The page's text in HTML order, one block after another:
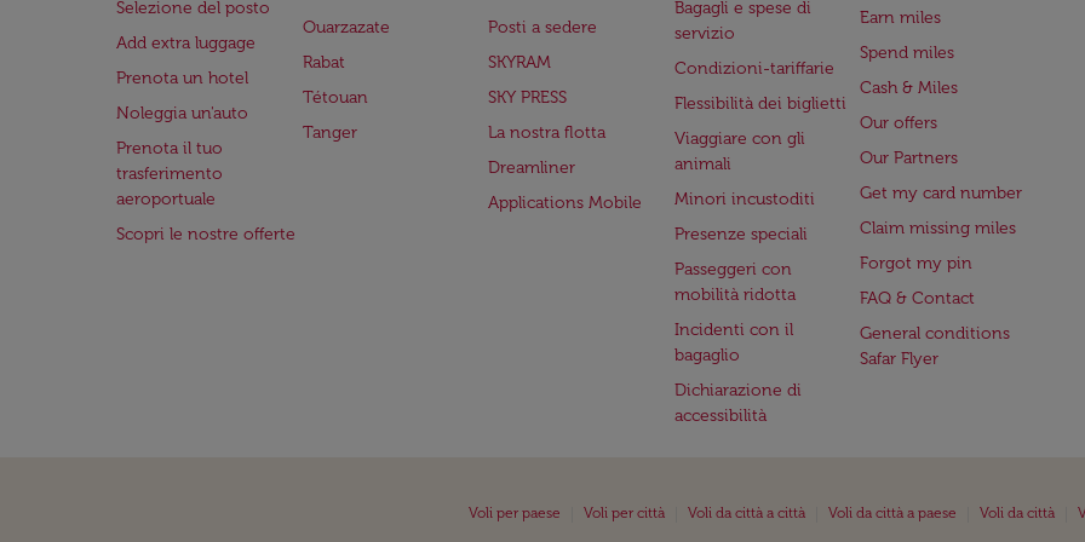
Selezione del posto
Add extra luggage
Prenota un hotel
Noleggia un'auto
Prenota il tuo
trasferimento
aeroportuale
Scopri le nostre offerte
Ouarzazate
Rabat
Tétouan
Tanger
Posti a sedere
SKYRAM
SKY PRESS
La nostra flotta
Dreamliner
Applications Mobile
Bagagli e spese di
servizio
Condizioni-tariffarie
Flessibilità dei biglietti
Viaggiare con gli
animali
Minori incustoditi
Presenze speciali
Passeggeri con
mobilità ridotta
Incidenti con il
bagaglio
Dichiarazione di
accessibilità
Earn miles
Spend miles
Cash & Miles
Our offers
Our Partners
Get my card number
Claim missing miles
Forgot my pin
FAQ & Contact
General conditions
Safar Flyer
Voli per paese Voli per città Voli da città a città Voli da città a paese Voli da città